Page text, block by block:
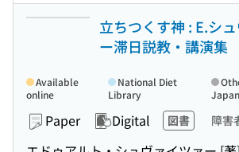
立ちつくす神 : E.シ
ー滞日説教・講演集
Paper Digital 図書 障害
Available
online
National Diet
Library
Japan